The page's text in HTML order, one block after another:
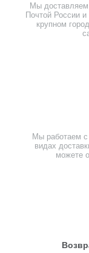
Мы
Почтой России
крупном
Мы работаем с
видах
можете